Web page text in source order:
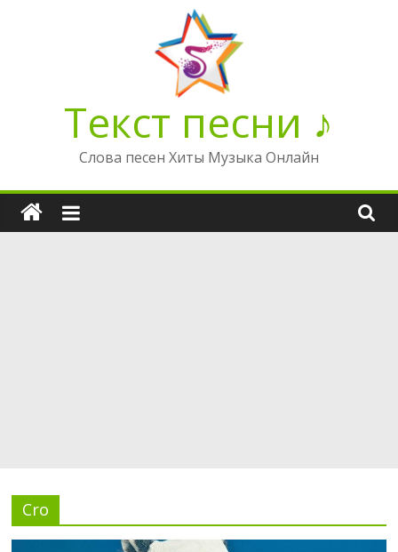
Текст песни ♪
Слова песен Хиты Музыка Онлайн
Cro